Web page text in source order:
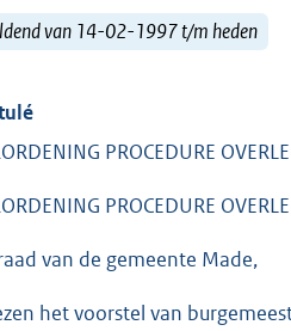
van 14-02-1997 t/m heden
PROCEDURE
PROCEDURE
van de gemeente Made,
het voorstel van